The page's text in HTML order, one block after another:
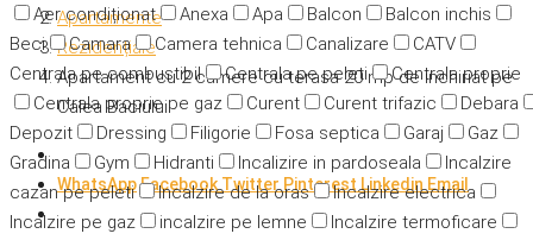
Aer condiționat
Anexa Apa Balcon
Balcon inchis
Beci
Camara Camera tehnica Canalizare
CATV
Centrala pe combustibil
Centrala pe peleti
Centrala proprie
Centrala proprie pe gaz
Curent Curent trifazic
Debara
Depozit
Dressing Filigorie Fosa septica Garaj
Gaz
Gradina
Gym Hidranti Incalizire in pardoseala
Incalzire
cazan pe peleti
Incalzire de la oras
Incalzire electrica
Incalzire pe gaz
incalzire pe lemne
Incalzire termoficare
Apartamente
Rezidențiale
Apartament cu 2 camere cu terasa 20 mp de inchiriat pe
Calea Baciului
WhatsAppFacebook Twitter Pinterest Linkedin Email